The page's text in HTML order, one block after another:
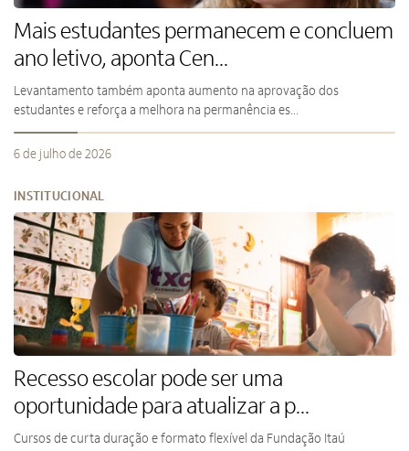
Mais estudantes permanecem e concluem
ano letivo, aponta Cen...
Levantamento também aponta aumento na aprovação dos
estudantes e reforça a melhora na permanência es...
6 de julho de 2026
INSTITUCIONAL
Recesso escolar pode ser uma
oportunidade para atualizar a p...
Cursos de curta duração e formato flexível da Fundação Itaú